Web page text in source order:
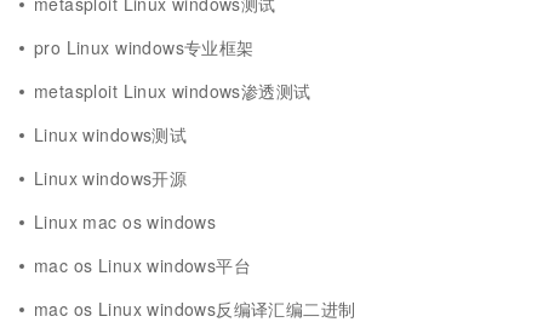
pro Linux windows专业框架
metasploit Linux windows渗透测试
Linux windows测试
Linux windows开源
Linux mac os windows
mac os Linux windows平台
mac os Linux windows反编译汇编二进制